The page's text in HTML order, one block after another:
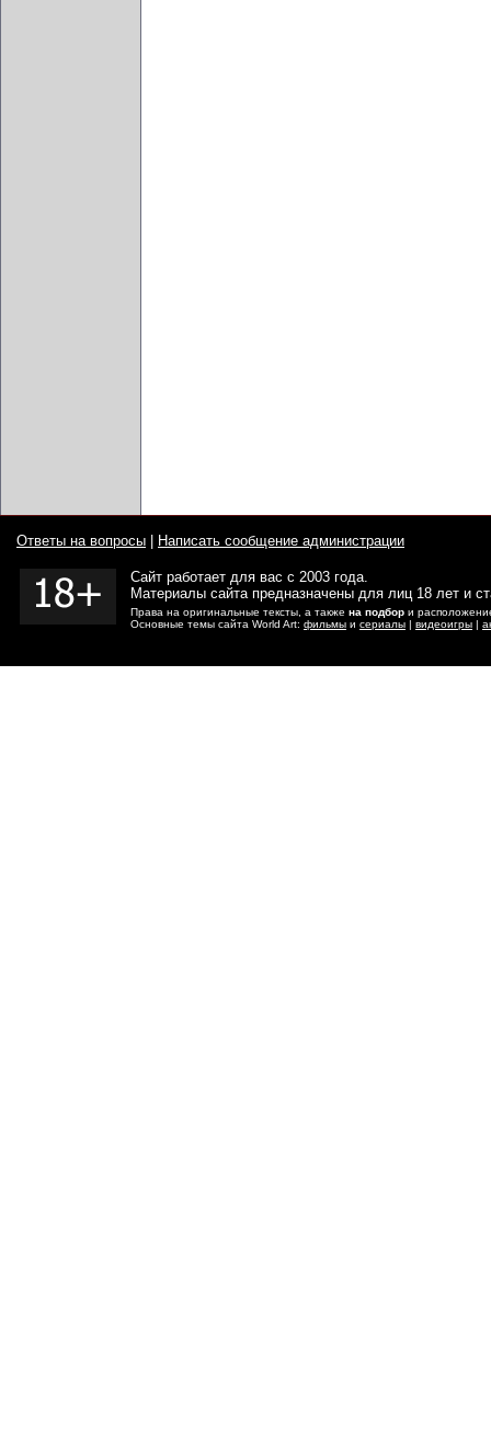
Ответы на вопросы Написать сообщение администрации
Сайт работает для вас с 2003 года.
Материалы сайта предназначены для лиц 18 лет и
Права на оригинальные тексты, а также на подбор и
Основные темы сайта World Art: фильмы и сериалы | видеоигры |